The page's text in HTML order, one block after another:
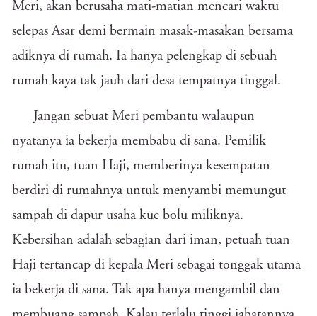
Meri, akan berusaha mati-matian mencari waktu
selepas Asar demi bermain masak-masakan bersama
adiknya di rumah. Ia hanya pelengkap di sebuah
rumah kaya tak jauh dari desa tempatnya tinggal.
Jangan sebuat Meri pembantu walaupun
nyatanya ia bekerja membabu di sana. Pemilik
rumah itu, tuan Haji, memberinya kesempatan
berdiri di rumahnya untuk menyambi memungut
sampah di dapur usaha kue bolu miliknya.
Kebersihan adalah sebagian dari iman, petuah tuan
Haji tertancap di kepala Meri sebagai tonggak utama
ia bekerja di sana. Tak apa hanya mengambil dan